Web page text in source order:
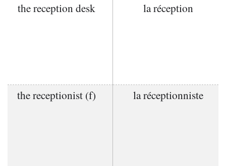
the reception desk la réception
the receptionist (f) la réceptionniste